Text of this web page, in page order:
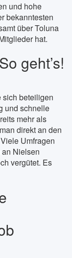
und hohe
bekanntesten
über Toluna
hat.
geht’s!
sich beteiligen
und schnelle
mehr als
direkt an den
Umfragen
Nielsen
vergütet. Es